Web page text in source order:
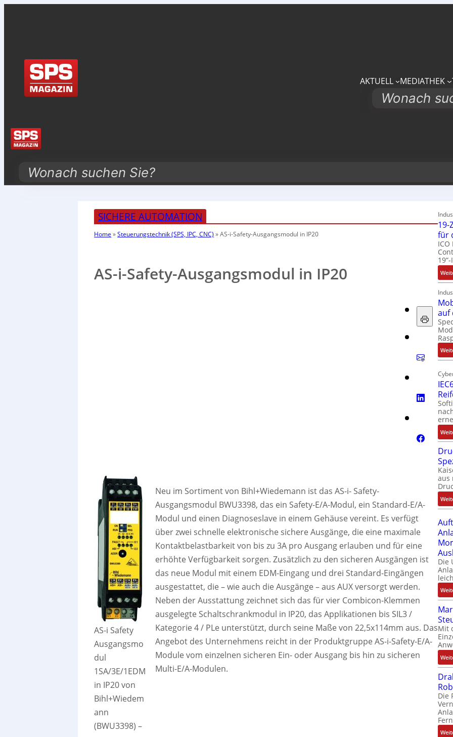
AKTUELL MEDIATHEK
Search
Search
SICHERE AUTOMATION
Home »Steuerungstechnik (SPS, IPC, CNC) »AS-i-Safety-Ausgangsmodul in IP20
AS-i-Safety-Ausgangsmodul in IP20
AS-i Safety
Ausgangsmo
dul
1SA/3E/1EDM
in IP20 von
Bihl+Wiedem
ann
(BWU3398) –
Neu im Sortiment von Bihl+Wiedemann ist das AS-i- Safety-
Ausgangsmodul BWU3398, das ein Safety-E/A-Modul, ein Standard-E/A-
Modul und einen Diagnoseslave in einem Gehäuse vereint. Es verfügt
über zwei schnelle elektronische sichere Ausgänge, die eine maximale
Kontaktbelastbarkeit von bis zu 3A pro Ausgang erlauben und für eine
erhöhte Verfügbarkeit sorgen. Zusätzlich zu den sicheren Ausgängen ist
das neue Modul mit einem EDM-Eingang und drei Standard-Eingängen
ausgestattet, die – wie auch die Ausgänge – aus AUX versorgt werden.
Neben der Ausstattung zeichnet sich das für vier Combicon-Klemmen
ausgelegte Schaltschrankmodul in IP20, das Applikationen bis SIL3 /
Kategorie 4 / PLe unterstützt, durch seine Maße von 22,5x114mm aus. Das
Angebot des Unternehmens reicht in der Produktgruppe AS-i-Safety-E/A-
Module vom einzelnen sicheren Ein- oder Ausgang bis hin zu sicheren
Multi-E/A-Modulen.
19-
für
auf
aus
Die
Mit
Die